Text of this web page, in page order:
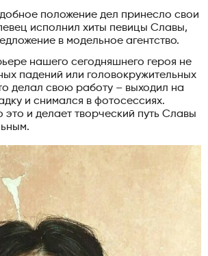
положение дел принесло свои
исполнил хиты певицы Славы,
в модельное агентство.
нашего сегодняшнего героя не
падений или головокружительных
делал свою работу – выходил на
и снимался в фотосессиях.
это и делает творческий путь Славы